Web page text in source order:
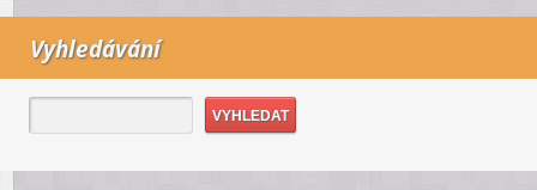
Vyhledávání